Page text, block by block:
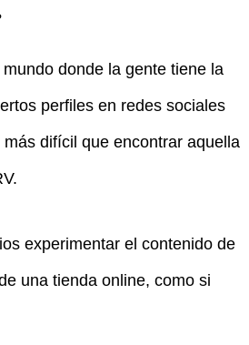
donde la gente tiene la
perfiles en redes sociales
difícil que encontrar aquella
experimentar el contenido de
una tienda online, como si